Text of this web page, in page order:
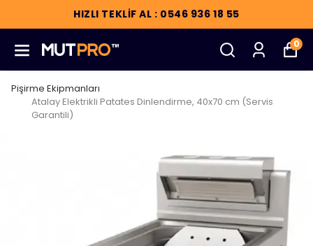
HIZLI TEKLİF AL : 0546 936 18 55
0
Pişirme Ekipmanları
Atalay Elektrikli Patates Dinlendirme, 40x70 cm (Servis
Garantili)